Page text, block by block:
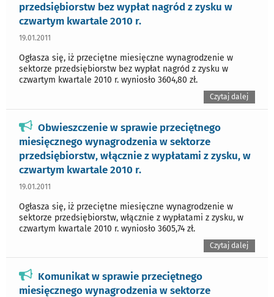
przedsiębiorstw bez wypłat nagród z zysku w
czwartym kwartale 2010 r.
19.01.2011
Ogłasza się, iż przeciętne miesięczne wynagrodzenie w
sektorze przedsiębiorstw bez wypłat nagród z zysku w
czwartym kwartale 2010 r. wyniosło 3604,80 zł.
Czytaj dalej
Obwieszczenie w sprawie przeciętnego
miesięcznego wynagrodzenia w sektorze
przedsiębiorstw, włącznie z wypłatami z zysku, w
czwartym kwartale 2010 r.
19.01.2011
Ogłasza się, iż przeciętne miesięczne wynagrodzenie w
sektorze przedsiębiorstw, włącznie z wypłatami z zysku, w
czwartym kwartale 2010 r. wyniosło 3605,74 zł.
Czytaj dalej
Komunikat w sprawie przeciętnego
miesięcznego wynagrodzenia w sektorze